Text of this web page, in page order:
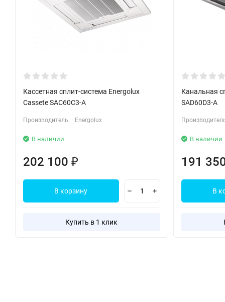
Кассетная сплит-система Energolux
Cassete SAC60C3-A
Производитель: Energolux
В наличии
202 100 ₽
В корзину
Купить в 1 клик
Канальная
SAD60D3-A
В наличии
191
В